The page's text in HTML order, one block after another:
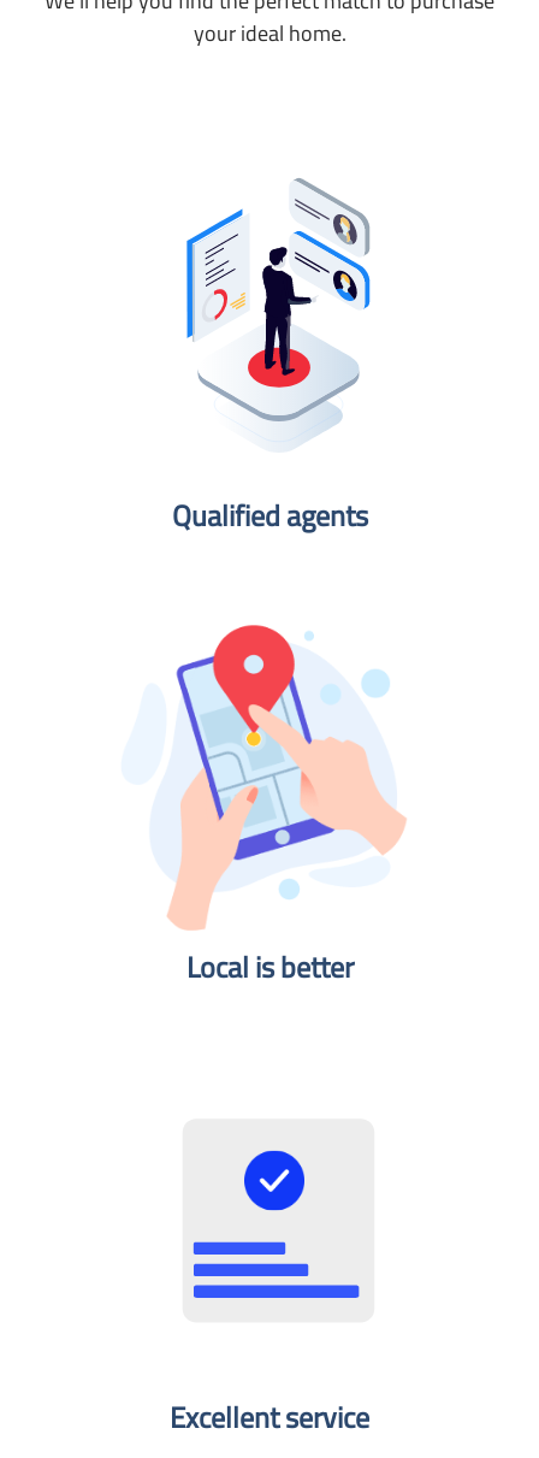
your ideal home.
Qualified agents​
Local is better​
Excellent service